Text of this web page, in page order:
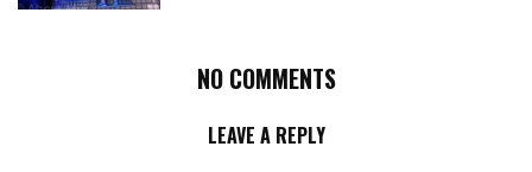
NO COMMENTS
LEAVE A REPLY